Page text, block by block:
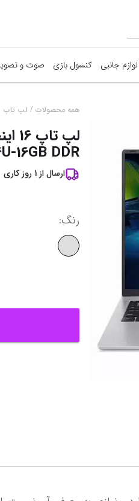
لوازم جانبی کنسول بازی صوت و
همه محصولات / لپ تاپ
DDR...
ارسال از 1 روز کاری
رنگ: